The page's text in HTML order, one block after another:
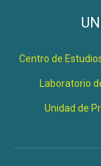
Centro de
Laboratorio
Unidad de